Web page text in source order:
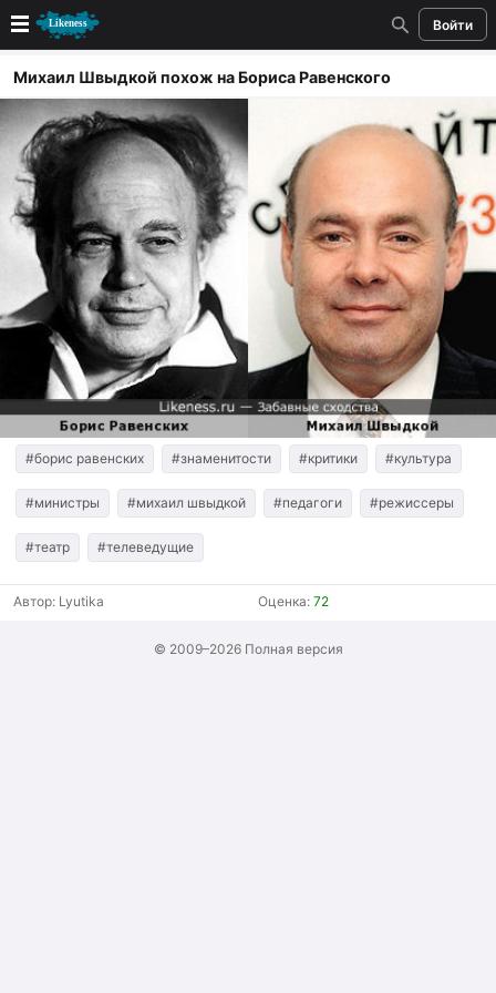
Войти
Новые
Лучшие
Голосование
Кандидаты
Случайное сходство 👍
Создать сходство
Для публикации необходима авторизация
Поиск
Михаил Швыдкой похож на Бориса Равенского
#борис равенских #знаменитости #критики #культура
#министры #михаил швыдкой #педагоги #режиссеры
#театр #телеведущие
Автор: Lyutika Оценка: 72
© 2009–2026 Полная версия